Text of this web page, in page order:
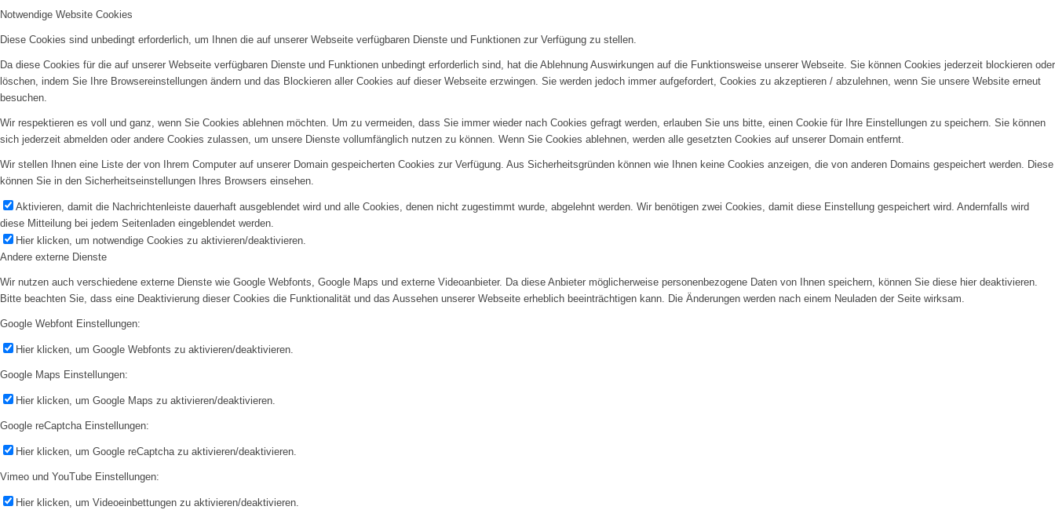
Notwendige Website Cookies
Diese Cookies sind unbedingt erforderlich, um Ihnen die auf unserer Webseite verfügbaren Dienste und Funktionen zur Verfügung zu stellen.
Da diese Cookies für die auf unserer Webseite verfügbaren Dienste und Funktionen unbedingt erforderlich sind, hat die Ablehnung Auswirkungen auf die Funktionsweise unserer Webseite. Sie können Cookies jederzeit blockieren oder
löschen, indem Sie Ihre Browsereinstellungen ändern und das Blockieren aller Cookies auf dieser Webseite erzwingen. Sie werden jedoch immer aufgefordert, Cookies zu akzeptieren / abzulehnen, wenn Sie unsere Website erneut
besuchen.
Wir respektieren es voll und ganz, wenn Sie Cookies ablehnen möchten. Um zu vermeiden, dass Sie immer wieder nach Cookies gefragt werden, erlauben Sie uns bitte, einen Cookie für Ihre Einstellungen zu speichern. Sie können
sich jederzeit abmelden oder andere Cookies zulassen, um unsere Dienste vollumfänglich nutzen zu können. Wenn Sie Cookies ablehnen, werden alle gesetzten Cookies auf unserer Domain entfernt.
Wir stellen Ihnen eine Liste der von Ihrem Computer auf unserer Domain gespeicherten Cookies zur Verfügung. Aus Sicherheitsgründen können wie Ihnen keine Cookies anzeigen, die von anderen Domains gespeichert werden. Diese
können Sie in den Sicherheitseinstellungen Ihres Browsers einsehen.
Aktivieren, damit die Nachrichtenleiste dauerhaft ausgeblendet wird und alle Cookies, denen nicht zugestimmt wurde, abgelehnt werden. Wir benötigen zwei Cookies, damit diese Einstellung gespeichert wird. Andernfalls wird
diese Mitteilung bei jedem Seitenladen eingeblendet werden.
Hier klicken, um notwendige Cookies zu aktivieren/deaktivieren.
Andere externe Dienste
Wir nutzen auch verschiedene externe Dienste wie Google Webfonts, Google Maps und externe Videoanbieter. Da diese Anbieter möglicherweise personenbezogene Daten von Ihnen speichern, können Sie diese hier deaktivieren.
Bitte beachten Sie, dass eine Deaktivierung dieser Cookies die Funktionalität und das Aussehen unserer Webseite erheblich beeinträchtigen kann. Die Änderungen werden nach einem Neuladen der Seite wirksam.
Google Webfont Einstellungen:
Hier klicken, um Google Webfonts zu aktivieren/deaktivieren.
Google Maps Einstellungen:
Hier klicken, um Google Maps zu aktivieren/deaktivieren.
Google reCaptcha Einstellungen:
Hier klicken, um Google reCaptcha zu aktivieren/deaktivieren.
Vimeo und YouTube Einstellungen:
Hier klicken, um Videoeinbettungen zu aktivieren/deaktivieren.